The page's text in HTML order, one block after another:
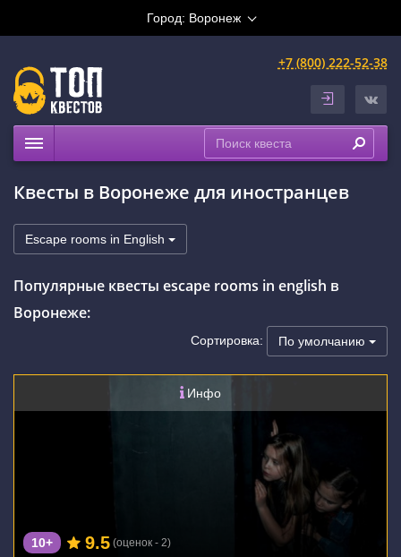
Город: Воронеж
+7 (800) 222-52-38
Расписание
Рейтинги
На карте
Квесты в Воронеже для иностранцев
Escape rooms in English
Популярные квесты escape rooms in english в
Воронеже:
Сортировка: По умолчанию
Инфо
10+ 9.5 (оценок - 2)